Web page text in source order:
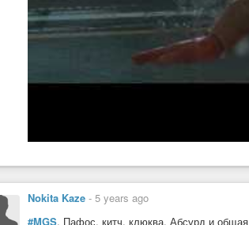
Nokita Kaze - 5 years ago
#MGS. Пафос, китч, клюква. Абсурд и